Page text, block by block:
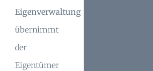
Eigenverwaltung
übernimmt
der
Eigentümer